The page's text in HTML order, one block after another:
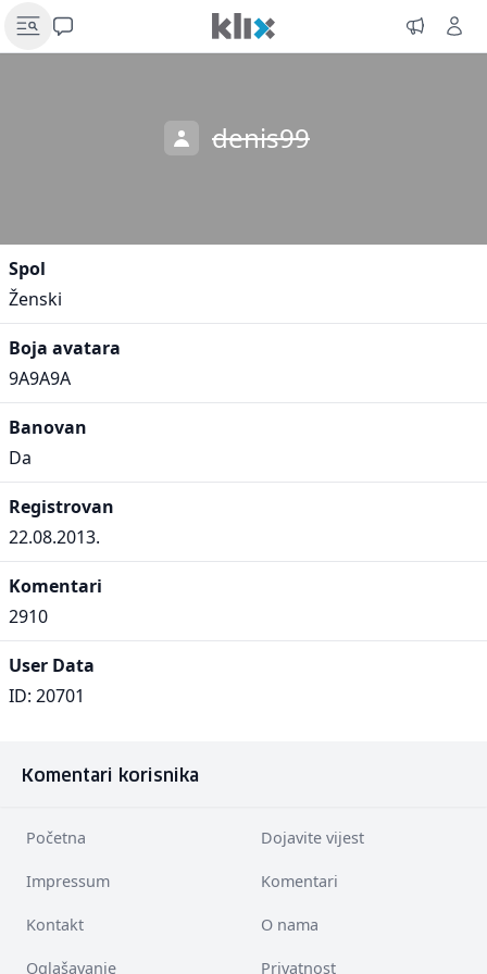
denis99
Spol
Ženski
Boja avatara
9A9A9A
Banovan
Da
Registrovan
22.08.2013.
Komentari
2910
User Data
ID: 20701
Komentari korisnika
Početna Dojavite vijest
Impressum Komentari
Kontakt O nama
Oglašavanje Privatnost